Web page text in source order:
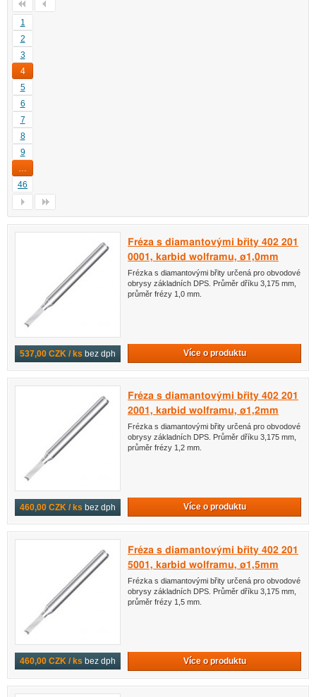
1
2
3
4
5
6
7
8
9
46
537,00 CZK / ks bez dph
Fréza s diamantovými břity 402 201
0001, karbid wolframu, ø1,0mm
Frézka s diamantovými břity určená pro obvodové
obrysy základních DPS. Průměr dříku 3,175 mm,
průměr frézy 1,0 mm.
Více o produktu
460,00 CZK / ks bez dph
Fréza s diamantovými břity 402 201
2001, karbid wolframu, ø1,2mm
Frézka s diamantovými břity určená pro obvodové
obrysy základních DPS. Průměr dříku 3,175 mm,
průměr frézy 1,2 mm.
Více o produktu
460,00 CZK / ks bez dph
Fréza s diamantovými břity 402 201
5001, karbid wolframu, ø1,5mm
Frézka s diamantovými břity určená pro obvodové
obrysy základních DPS. Průměr dříku 3,175 mm,
průměr frézy 1,5 mm.
Více o produktu